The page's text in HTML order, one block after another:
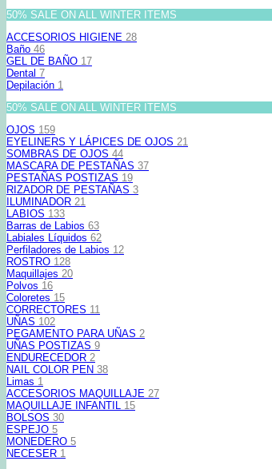
50% SALE ON ALL WINTER ITEMS
ACCESORIOS HIGIENE 28
Baño 46
GEL DE BAÑO 17
Dental 7
Depilación 1
50% SALE ON ALL WINTER ITEMS
OJOS 159
EYELINERS Y LÁPICES DE OJOS 21
SOMBRAS DE OJOS 44
MASCARA DE PESTAÑAS 37
PESTAÑAS POSTIZAS 19
RIZADOR DE PESTAÑAS 3
ILUMINADOR 21
LABIOS 133
Barras de Labios 63
Labiales Líquidos 62
Perfiladores de Labios 12
ROSTRO 128
Maquillajes 20
Polvos 16
Coloretes 15
CORRECTORES 11
UÑAS 102
PEGAMENTO PARA UÑAS 2
UÑAS POSTIZAS 9
ENDURECEDOR 2
NAIL COLOR PEN 38
Limas 1
ACCESORIOS MAQUILLAJE 27
MAQUILLAJE INFANTIL 15
BOLSOS 30
ESPEJO 5
MONEDERO 5
NECESER 1